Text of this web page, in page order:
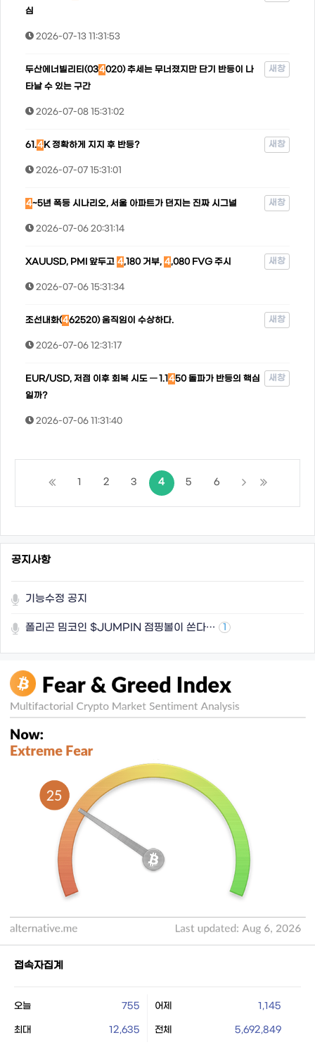
심
2026-07-13 11:31:53
두산에너빌리티(034020) 추세는 무너졌지만 단기 반등이 나
타날 수 있는 구간
새창
2026-07-08 15:31:02
61.4 K 정확하게 지지 후 반등? 새창
2026-07-07 15:31:01
4~5년 폭등 시나리오, 서울 아파트가 던지는 진짜 시그널 새창
2026-07-06 20:31:14
XAUUSD, PMI 앞두고 4,180 거부, 4,080 FVG 주시 새창
2026-07-06 15:31:34
조선내화(462520) 움직임이 수상하다. 새창
2026-07-06 12:31:17
EUR/USD, 저점 이후 회복 시도 — 1.1 450 돌파가 반등의 핵심
일까?
새창
2026-07-06 11:31:40
1 2 3 4 5 6
공지사항
기능수정 공지
폴리곤 밈코인 $JUMPIN 점핑볼이 쏜다… 1
접속자집계
오늘 755 어제 1,145
최대 12,635 전체 5,692,849